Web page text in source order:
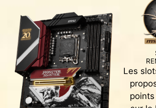
Les
CLICK BIOS 5
Grâce à l'intégration de toutes
dernière génération, le BIOS UEFI
de MSI vous permet de
performances de votre